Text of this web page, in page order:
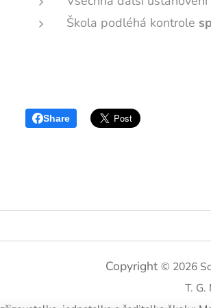
Škola podléhá kontrole
Share
Copyright© 2026
T.